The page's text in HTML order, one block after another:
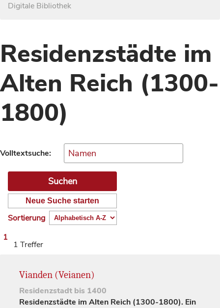
Digitale Bibliothek
Residenzstädte im
Alten Reich (1300-
1800)
Volltextsuche:
Neue Suche starten
Sortierung
1
1 Treffer
Vianden (Veianen)
Residenzstadt bis 1400
Residenzstädte im Alten Reich (1300-1800). Ein